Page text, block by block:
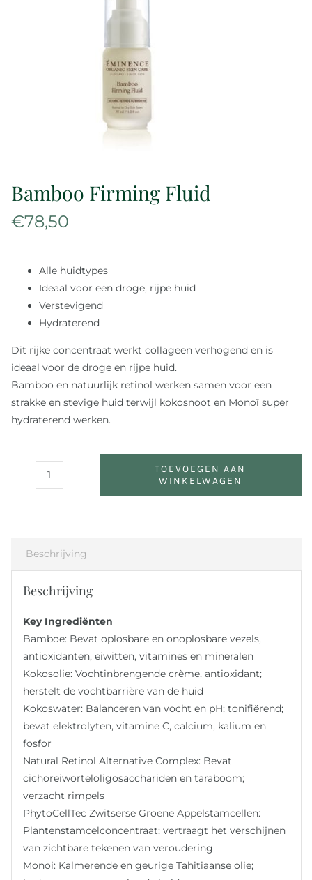
Over ons
Reviews
Onze merken
Bamboo Firming Fluid
€78,50
Alle huidtypes
Ideaal voor een droge, rijpe huid
Verstevigend
Hydraterend
Dit rijke concentraat werkt collageen verhogend en is
ideaal voor de droge en rijpe huid.
Bamboo en natuurlijk retinol werken samen voor een
strakke en stevige huid terwijl kokosnoot en Monoï super
hydraterend werken.
Bamboo
TOEVOEGEN AAN
WINKELWAGEN
Beschrijving
Beschrijving
Key Ingrediënten
Bamboe: Bevat oplosbare en onoplosbare vezels,
antioxidanten, eiwitten, vitamines en mineralen
Kokosolie: Vochtinbrengende crème, antioxidant;
herstelt de vochtbarrière van de huid
Kokoswater: Balanceren van vocht en pH; tonifiërend;
bevat elektrolyten, vitamine C, calcium, kalium en
fosfor
Natural Retinol Alternative Complex: Bevat
cichoreiworteloligosacchariden en taraboom;
verzacht rimpels
PhytoCellTec Zwitserse Groene Appelstamcellen:
Plantenstamcelconcentraat; vertraagt het verschijnen
van zichtbare tekenen van veroudering
Monoi: Kalmerende en geurige Tahitiaanse olie;